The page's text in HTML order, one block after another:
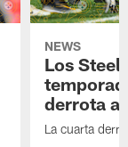
NEWS
Los
derrota
La cuarta